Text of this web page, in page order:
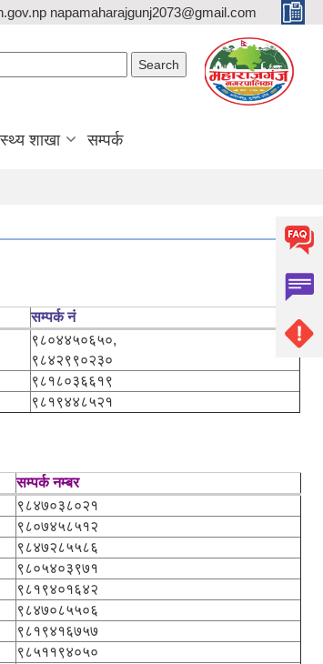
napamaharajgunj2073@gmail.com
शाखा सम्पर्क
सम्पर्क नं
९८०४४५०६५०,
९८४२९९०२३०
९८१८०३६६१९
९८१९४४८५२१
सम्पर्क नम्बर
९८४७०३८०२१
९८०७४५८५१२
९८४७२८५५८६
९८०५४०३९७१
९८१९४०१६४२
९८४७०८५५०६
९८१९४१६७५७
९८५११९४०५०